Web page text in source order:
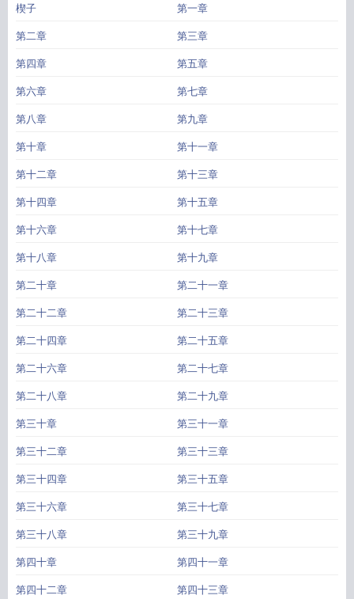
楔子 第一章
第二章 第三章
第四章 第五章
第六章 第七章
第八章 第九章
第十章 第十一章
第十二章 第十三章
第十四章 第十五章
第十六章 第十七章
第十八章 第十九章
第二十章 第二十一章
第二十二章 第二十三章
第二十四章 第二十五章
第二十六章 第二十七章
第二十八章 第二十九章
第三十章 第三十一章
第三十二章 第三十三章
第三十四章 第三十五章
第三十六章 第三十七章
第三十八章 第三十九章
第四十章 第四十一章
第四十二章 第四十三章